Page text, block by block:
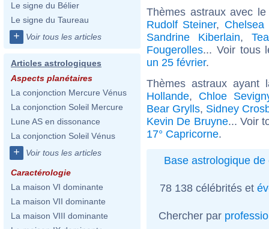
Le signe du Bélier
Le signe du Taureau
+ Voir tous les articles
Articles astrologiques
Aspects planétaires
La conjonction Mercure Vénus
La conjonction Soleil Mercure
Lune AS en dissonance
La conjonction Soleil Vénus
+ Voir tous les articles
Caractérologie
La maison VI dominante
La maison VII dominante
La maison VIII dominante
Thèmes astraux avec
Rudolf Steiner, Chelsea
Sandrine Kiberlain,
Fougerolles... Voir tous
un 25 février.
Thèmes astraux
Hollande, Chloe
Bear Grylls, Sidney
Kevin De Bruyne... Voir
17° Capricorne.
Base astrologique de
78 138 célébrités et
Chercher par